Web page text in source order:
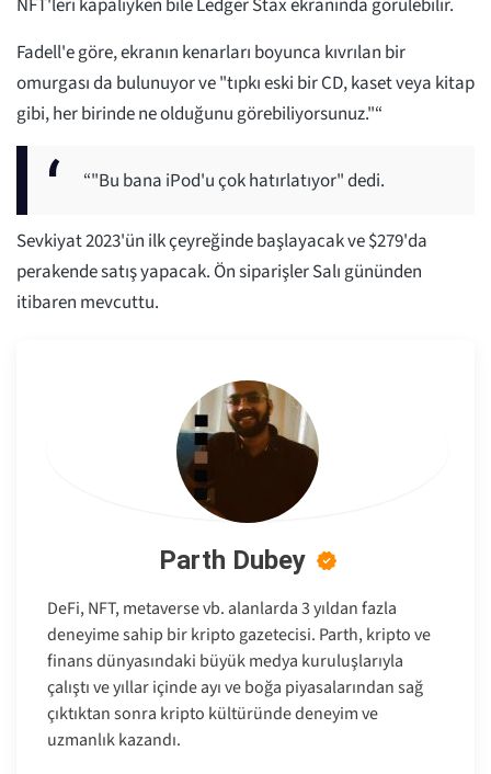
NFT'leri kapalıyken bile Ledger Stax ekranında görülebilir.
Fadell'e göre, ekranın kenarları boyunca kıvrılan bir
omurgası da bulunuyor ve "tıpkı eski bir CD, kaset veya kitap
gibi, her birinde ne olduğunu görebiliyorsunuz."“
“"Bu bana iPod'u çok hatırlatıyor" dedi.
Sevkiyat 2023'ün ilk çeyreğinde başlayacak ve $279'da
perakende satış yapacak. Ön siparişler Salı gününden
itibaren mevcuttu.
Parth Dubey
DeFi, NFT, metaverse vb. alanlarda 3 yıldan fazla
deneyime sahip bir kripto gazetecisi. Parth, kripto ve
finans dünyasındaki büyük medya kuruluşlarıyla
çalıştı ve yıllar içinde ayı ve boğa piyasalarından sağ
çıktıktan sonra kripto kültüründe deneyim ve
uzmanlık kazandı.